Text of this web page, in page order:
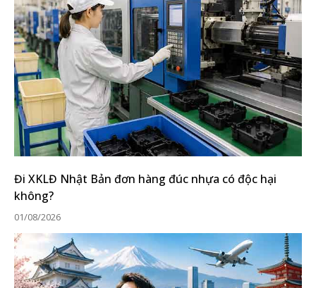
Đi XKLĐ Nhật Bản đơn hàng đúc nhựa có độc hại
không?
01/08/2026